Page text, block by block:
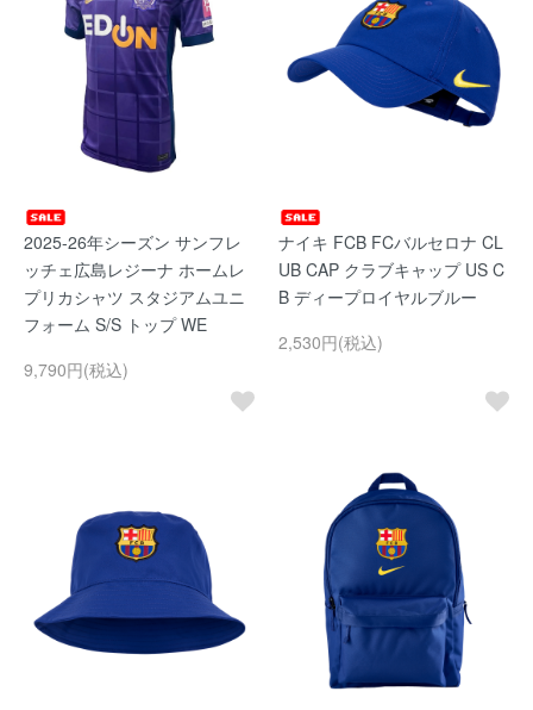
2025-26年シーズン サンフレ
ッチェ広島レジーナ ホームレ
プリカシャツ スタジアムユニ
フォーム S/S トップ WE
9,790円(税込)
ナイキ FCB FCバルセロナ CL
UB CAP クラブキャップ US C
B ディープロイヤルブルー
2,530円(税込)